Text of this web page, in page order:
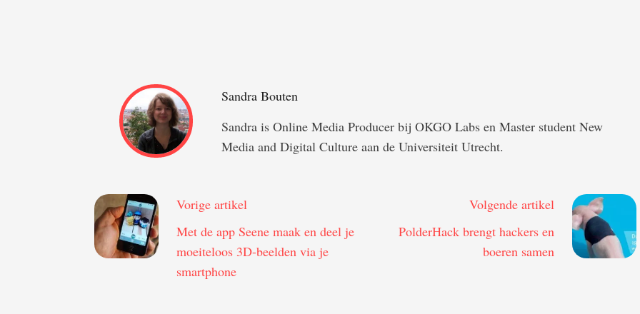
Sandra Bouten
Sandra is Online Media Producer bij OKGO Labs en Master student New
Media and Digital Culture aan de Universiteit Utrecht.
Vorige artikel
Met de app Seene maak en deel je
moeiteloos 3D-beelden via je
smartphone
Volgende artikel
PolderHack brengt hackers en
boeren samen